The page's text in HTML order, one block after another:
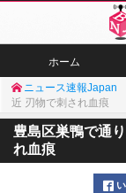
ホーム
ニュース速報Japan
近 刃物で刺され血痕
豊島区巣鴨で通
れ血痕